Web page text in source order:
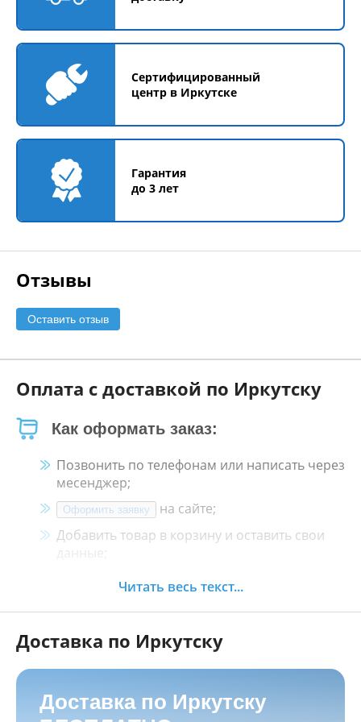
Сертифицированный
центр в Иркутске
Гарантия
до 3 лет
Отзывы
Оставить отзыв
Оплата с доставкой по Иркутску
Как оформать заказ:
Позвонить по телефонам или написать через
месенджер;
Оформить заявку
на сайте;
Добавить товар в корзину и оставить свои
данные;
Менеджер свяжется с Вами в течение 30
Как оплатить:
Наличными, пластиковой картой, кредитной
картой и картой ХАЛВА в кассе нашего
магазина по адресуг. Иркутск, ул. Баррикад
Читать весь текст...
Доставка по Иркутску
Доставка по Иркутску